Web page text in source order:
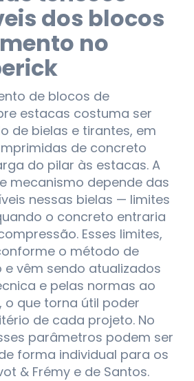
dos blocos
no
de blocos de
estacas costuma ser
de bielas e tirantes, em
de concreto
do pilar às estacas. A
mecanismo depende das
nessas bielas — limites
o concreto entraria
Esses limites,
o método de
vêm sendo atualizados
e pelas normas ao
o que torna útil poder
de cada projeto. No
parâmetros podem ser
forma individual para os
& Frémy e de Santos.